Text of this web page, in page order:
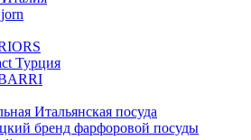
Турция
Итальянская посуда
бренд фарфоровой посуды